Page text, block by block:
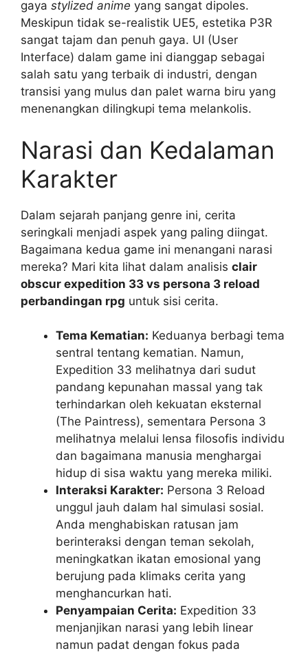
gaya stylized anime yang sangat dipoles.
Meskipun tidak se-realistik UE5, estetika P3R
sangat tajam dan penuh gaya. UI (User
Interface) dalam game ini dianggap sebagai
salah satu yang terbaik di industri, dengan
transisi yang mulus dan palet warna biru yang
menenangkan dilingkupi tema melankolis.
Narasi dan Kedalaman
Karakter
Dalam sejarah panjang genre ini, cerita
seringkali menjadi aspek yang paling diingat.
Bagaimana kedua game ini menangani narasi
mereka? Mari kita lihat dalam analisis clair
obscur expedition 33 vs persona 3 reload
perbandingan rpg untuk sisi cerita.
Tema Kematian: Keduanya berbagi tema
sentral tentang kematian. Namun,
Expedition 33 melihatnya dari sudut
pandang kepunahan massal yang tak
terhindarkan oleh kekuatan eksternal
(The Paintress), sementara Persona 3
melihatnya melalui lensa filosofis individu
dan bagaimana manusia menghargai
hidup di sisa waktu yang mereka miliki.
Interaksi Karakter: Persona 3 Reload
unggul jauh dalam hal simulasi sosial.
Anda menghabiskan ratusan jam
berinteraksi dengan teman sekolah,
meningkatkan ikatan emosional yang
berujung pada klimaks cerita yang
menghancurkan hati.
Penyampaian Cerita: Expedition 33
menjanjikan narasi yang lebih linear
namun padat dengan fokus pada